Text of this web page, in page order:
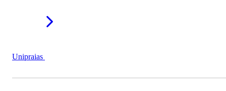
Unipraias